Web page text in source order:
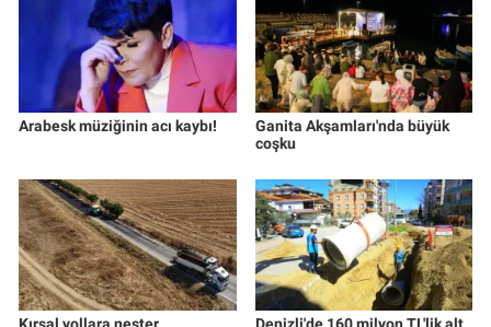
Arabesk müziğinin acı kaybı!
Ganita Akşamları'nda büyük
coşku